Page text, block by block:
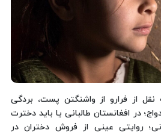
از فرارو از واشنگتن پست، بردگی
در افغانستان طالبانی یا باید دخترت
روایتی عینی از فروش دختران در